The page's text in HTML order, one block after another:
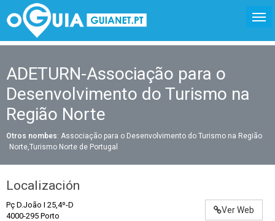
ADETURN-Associação para o
Desenvolvimento do Turismo na
Região Norte
Otros nombes: Associação para o Desenvolvimento do Turismo na Região
Norte,Turismo Norte de Portugal
Localización
Ver Web
Pç D.João I 25,4º-D
4000-295 Porto